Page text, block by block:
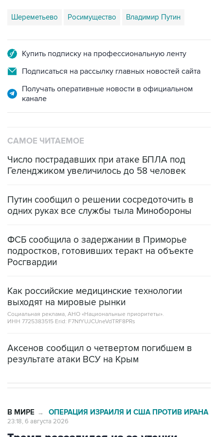
Шереметьево Росимущество Владимир Путин
Купить подписку на профессиональную ленту
Подписаться на рассылку главных новостей сайта
Получать оперативные новости в официальном
канале
САМОЕ ЧИТАЕМОЕ
Число пострадавших при атаке БПЛА под
Геленджиком увеличилось до 58 человек
Путин сообщил о решении сосредоточить в
одних руках все службы тыла Минобороны
ФСБ сообщила о задержании в Приморье
подростков, готовивших теракт на объекте
Росгвардии
Как российские медицинские технологии
выходят на мировые рынки
Социальная реклама, АНО «Национальные приоритеты».
ИНН 7725383515 Erid: F7NfYUJCUneVdTRF8PRs
Аксенов сообщил о четвертом погибшем в
результате атаки ВСУ на Крым
В МИРЕ → ОПЕРАЦИЯ ИЗРАИЛЯ И США ПРОТИВ ИРАНА
23:18, 6 августа 2026